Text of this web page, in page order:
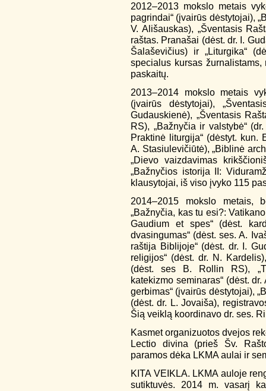
2012–2013 mokslo metais
pagrindai“ (įvairūs dėstytojai),
V. Ališauskas), „Šventasis
raštas. Pranašai (dėst. dr. I.
Šalaševičius) ir „Liturgika“
specialus kursas
paskaitų.
2013–2014 mokslo metais
(įvairūs dėstytojai),
Gudauskienė), „Šventasis
RS), „Bažnyčia ir valstybė“
Praktinė liturgija“ (dėstyt. kun.
A. Stasiulevičiūtė), „Biblinė
„Dievo vaizdavimas
„Bažnyčios istorija II:
klausytojai, iš viso įvyko 115
2014–2015 mokslo metais,
„Bažnyčia, kas tu esi?:
Gaudium et spes“ (dėst.
dvasingumas“ (dėst. ses. A.
raštija Biblijoje“ (dėst. dr. I.
religijos“ (dėst. dr. N.
(dėst. ses B. Rollin RS),
katekizmo seminaras“ (dėst.
gerbimas“ (įvairūs dėstytojai),
(dėst. dr. L. Jovaiša),
Šią veiklą koordinavo dr. ses.
Kasmet organizuotos dvejos
Lectio divina (prieš Šv.
paramos dėka LKMA aulai ir
KITA VEIKLA. LKMA auloje
sutiktuvės. 2014 m. vasarį